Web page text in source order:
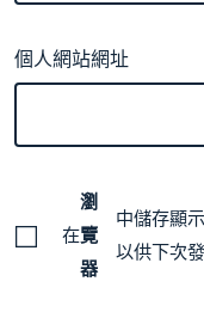
個人網站網址
在
瀏
覽
器
中儲存顯
以供下次